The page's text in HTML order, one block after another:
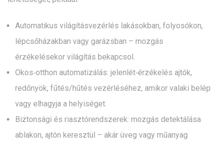
Automatikus világításvezérlés lakásokban, folyosókon,
lépcsőházakban vagy garázsban – mozgás
érzékelésekor világítás bekapcsol.
Okos‑otthon automatizálás: jelenlét‑érzékelés ajtók,
redőnyök, fűtés/hűtés vezérléséhez, amikor valaki belép
vagy elhagyja a helyiséget.
Biztonsági és riasztórendszerek: mozgás detektálása
ablakon, ajtón keresztül – akár üveg vagy műanyag